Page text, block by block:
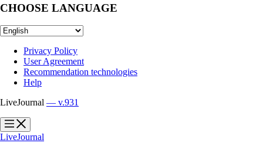
CHOOSE LANGUAGE
Privacy Policy
User Agreement
Recommendation technologies
Help
LiveJournal — v.931
?
?
LiveJournal